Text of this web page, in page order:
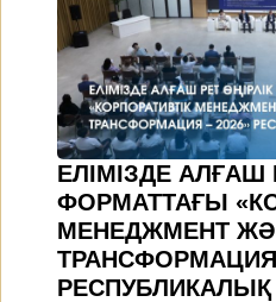
ЕЛІМІЗДЕ АЛҒАШ
ФОРМАТТАҒЫ
МЕНЕДЖМЕНТ
ТРАНСФОРМАЦИЯ